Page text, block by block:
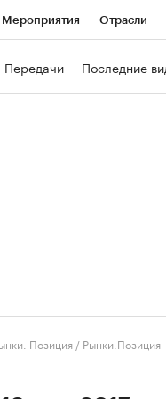
Мероприятия Отрасли
Передачи Последние
Позиция / Рынки.Позиция